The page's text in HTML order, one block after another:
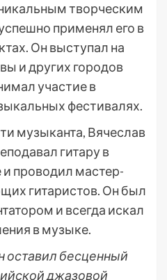
творческим
применял его в
Он выступал на
и других городов
участие в
фестивалях.
музыканта, Вячеслав
гитару в
проводил мастер-
гитаристов. Он был
и всегда искал
в музыке.
оставил бесценный
джазовой